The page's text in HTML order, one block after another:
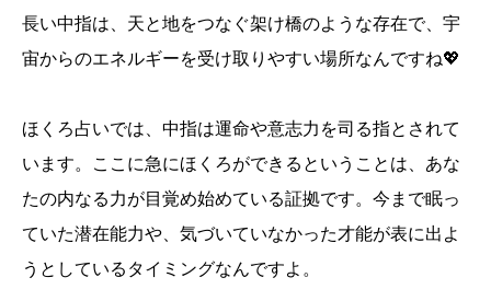
長い中指は、天と地をつなぐ架け橋のような存在で、宇
宙からのエネルギーを受け取りやすい場所なんですね💖
ほくろ占いでは、中指は運命や意志力を司る指とされて
います。ここに急にほくろができるということは、あな
たの内なる力が目覚め始めている証拠です。今まで眠っ
ていた潜在能力や、気づいていなかった才能が表に出よ
うとしているタイミングなんですよ。